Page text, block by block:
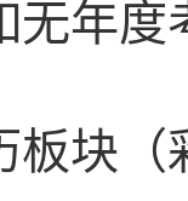
无年
板块